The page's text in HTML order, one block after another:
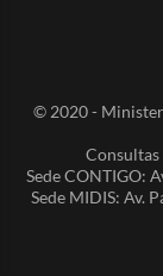
© 2020 -
Consultas
Sede CONTIGO:
Sede MIDIS: Av.